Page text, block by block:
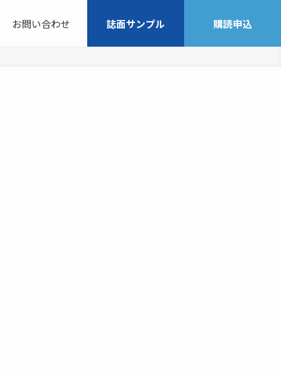
お問い合わせ 誌面サンプル 購読申込